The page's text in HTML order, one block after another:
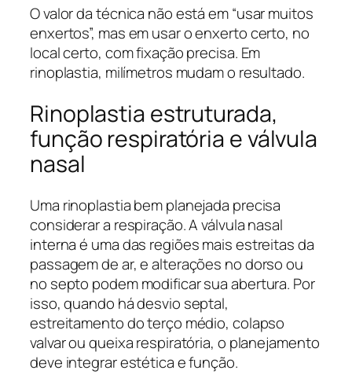
O valor da técnica não está em “usar muitos
enxertos”, mas em usar o enxerto certo, no
local certo, com fixação precisa. Em
rinoplastia, milímetros mudam o resultado.
Rinoplastia estruturada,
função respiratória e válvula
nasal
Uma rinoplastia bem planejada precisa
considerar a respiração. A válvula nasal
interna é uma das regiões mais estreitas da
passagem de ar, e alterações no dorso ou
no septo podem modificar sua abertura. Por
isso, quando há desvio septal,
estreitamento do terço médio, colapso
valvar ou queixa respiratória, o planejamento
deve integrar estética e função.